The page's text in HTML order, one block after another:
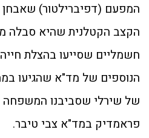
המפעם (דפיברילטור)
הקצב הקטלנית שהיא סבלה
חשמליים שסייעו בהצלת
הנוספים של מד"א שהגיעו
של שירלי שסביבנו המשפחה
פראמדיק במד"א צבי טיבר.